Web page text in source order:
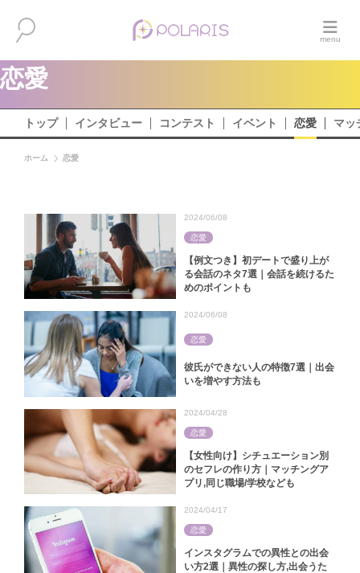
恋愛
トップ インタビュー コンテスト イベント 恋愛 マッ
ホーム 恋愛
【例文つき】初デートで盛り上が
る会話のネタ7選｜会話を続けるた
めのポイントも
2024/06/08
恋愛
彼氏ができない人の特徴7選｜出会
いを増やす方法も
2024/06/08
恋愛
【女性向け】シチュエーション別
のセフレの作り方｜マッチングア
プリ,同じ職場/学校なども
2024/04/28
恋愛
インスタグラムでの異性との出会
い方2選｜異性の探し方,出会うた
2024/04/17
恋愛